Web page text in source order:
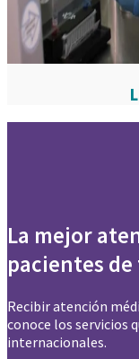
La mejor
pacientes
Recibir atención
conoce los servicios
internacionales.